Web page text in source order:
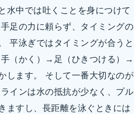
水中では吐くことを身につけて
足の力に頼らず、タイミングの
平泳ぎではタイミングが合うと
手（かく）→足（ひきつける）→
します。 そして一番大切なのが
インは水の抵抗が少なく、プル
ますし、長距離を泳ぐときには